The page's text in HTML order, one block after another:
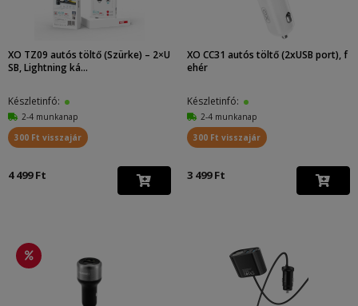
XO TZ09 autós töltő (Szürke) – 2×U
SB, Lightning ká...
Készletinfó:
2-4 munkanap
300 Ft visszajár
4 499 Ft
XO CC31 autós töltő (2xUSB port), f
ehér
Készletinfó:
2-4 munkanap
300 Ft visszajár
3 499 Ft